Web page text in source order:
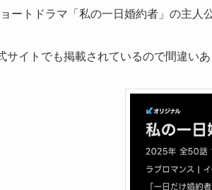
ートドラマ「私の一日婚約者」の主人
サイトでも掲載されているので間違いあ